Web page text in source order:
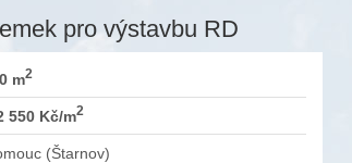
pro výstavbu RD
m2
550 Kč/m2
(Štarnov)